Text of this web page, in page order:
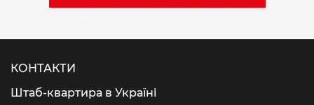
КОНТАКТИ
Штаб-квартира в Україні